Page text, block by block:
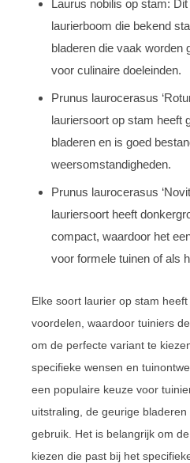
Laurus nobilis op stam:
laurierboom die bekend
bladeren die vaak worden
voor culinaire doeleinden.
Prunus laurocerasus
lauriersoort op stam heeft
bladeren en is goed
weersomstandigheden.
Prunus laurocerasus
lauriersoort heeft
compact, waardoor het
voor formele tuinen of als
Elke soort laurier op stam
voordelen, waardoor tuiniers
om de perfecte variant te
specifieke wensen en
een populaire keuze voor
uitstraling, de geurige
gebruik. Het is belangrijk om
kiezen die past bij het